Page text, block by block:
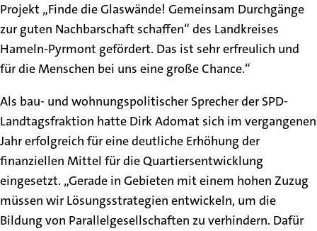
Projekt „Finde die Glaswände! Gemeinsam Durchgänge
zur guten Nachbarschaft schaffen“ des Landkreises
Hameln-Pyrmont gefördert. Das ist sehr erfreulich und
für die Menschen bei uns eine große Chance.“
Als bau- und wohnungspolitischer Sprecher der SPD-
Landtagsfraktion hatte Dirk Adomat sich im vergangenen
Jahr erfolgreich für eine deutliche Erhöhung der
finanziellen Mittel für die Quartiersentwicklung
eingesetzt. „Gerade in Gebieten mit einem hohen Zuzug
müssen wir Lösungsstrategien entwickeln, um die
Bildung von Parallelgesellschaften zu verhindern. Dafür